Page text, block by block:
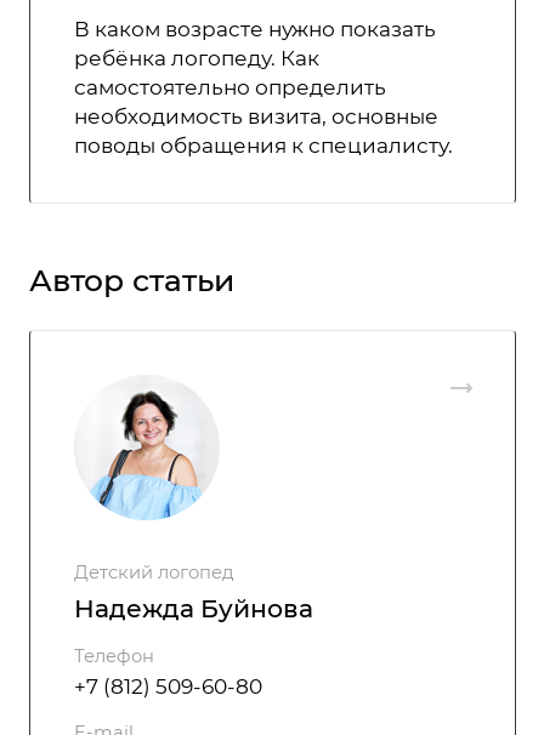
В каком возрасте нужно показать
ребёнка логопеду. Как
самостоятельно определить
необходимость визита, основные
поводы обращения к специалисту.
Автор статьи
Детский логопед
Надежда Буйнова
Телефон
+7 (812) 509-60-80